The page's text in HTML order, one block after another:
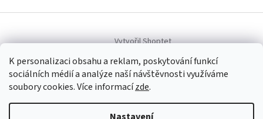
K personalizaci obsahu a reklam, poskytování funkcí
sociálních médií a analýze naší návštěvnosti využíváme
soubory cookies. Více informacízde.
Vytvořil Shoptet
Copyright 2026 Allen dámská móda. Všechna práva vyhrazena.
Upravit nastavení cookies